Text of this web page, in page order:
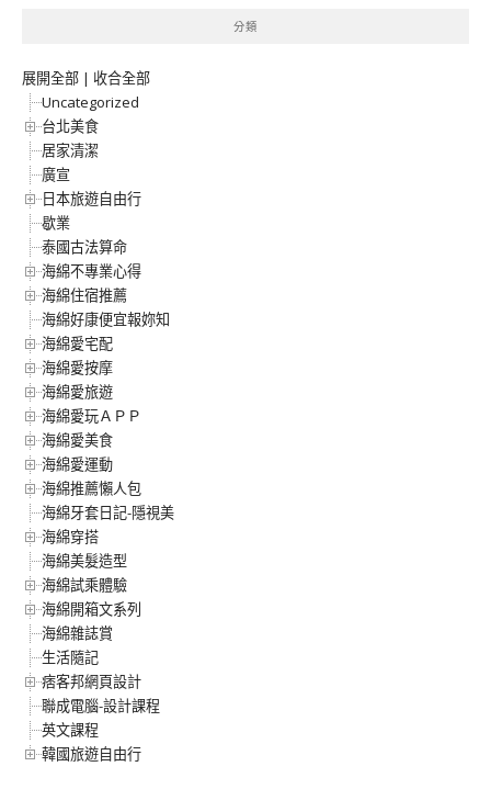
分類
展開全部 | 收合全部
Uncategorized
台北美食
居家清潔
廣宣
日本旅遊自由行
歇業
泰國古法算命
海綿不專業心得
海綿住宿推薦
海綿好康便宜報妳知
海綿愛宅配
海綿愛按摩
海綿愛旅遊
海綿愛玩ＡＰＰ
海綿愛美食
海綿愛運動
海綿推薦懶人包
海綿牙套日記-隱視美
海綿穿搭
海綿美髮造型
海綿試乘體驗
海綿開箱文系列
海綿雜誌賞
生活隨記
痞客邦網頁設計
聯成電腦-設計課程
英文課程
韓國旅遊自由行